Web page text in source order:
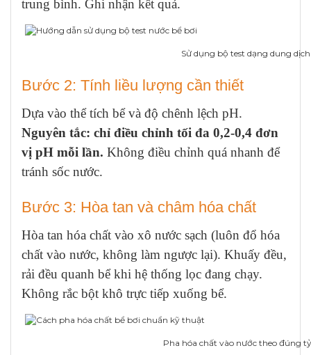
trung bình. Ghi nhận kết quả.
Sử dụng bộ test dạng dung
Bước 2: Tính liều lượng cần thiết
Dựa vào thể tích bể và độ chênh lệch pH.
Nguyên tắc: chỉ điều chỉnh tối đa 0,2-0,4 đơn
vị pH mỗi lần. Không điều chỉnh quá nhanh để
tránh sốc nước.
Bước 3: Hòa tan và châm hóa chất
Hòa tan hóa chất vào xô nước sạch (luôn đổ hóa
chất vào nước, không làm ngược lại). Khuấy đều,
rải đều quanh bể khi hệ thống lọc đang chạy.
Không rắc bột khô trực tiếp xuống bể.
Pha hóa chất vào nước theo đúng